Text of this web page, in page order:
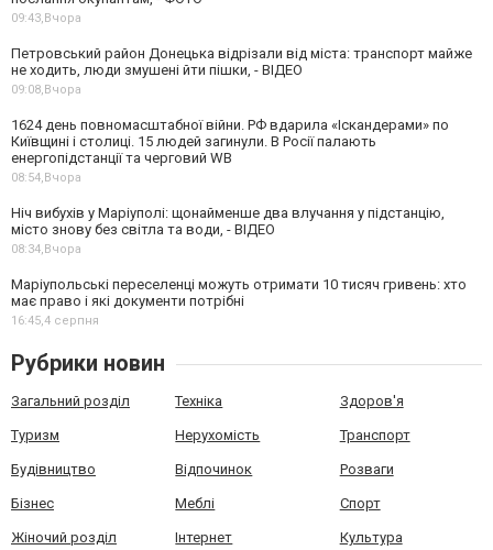
09:43,Вчора
Петровський район Донецька відрізали від міста: транспорт майже
не ходить, люди змушені йти пішки, - ВІДЕО
09:08,Вчора
1624 день повномасштабної війни. РФ вдарила «Іскандерами» по
Київщині і столиці. 15 людей загинули. В Росії палають
енергопідстанції та черговий WB
08:54,Вчора
Ніч вибухів у Маріуполі: щонайменше два влучання у підстанцію,
місто знову без світла та води, - ВІДЕО
08:34,Вчора
Маріупольські переселенці можуть отримати 10 тисяч гривень: хто
має право і які документи потрібні
16:45,4 серпня
Рубрики новин
Загальний розділ Техніка Здоров'я
Туризм Нерухомість Транспорт
Будівництво Відпочинок Розваги
Бізнес Меблі Спорт
Жіночий розділ Інтернет Культура